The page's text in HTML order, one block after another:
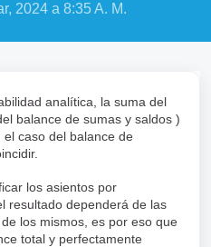
2024 a 8:35 A. M.
analítica, la suma del
balance de sumas y saldos )
caso del balance de
los asientos por
resultado dependerá de las
los mismos, es por eso que
total y perfectamente